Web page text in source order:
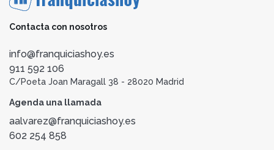
Contacta con nosotros
info@franquiciashoy.es
911 592 106
C/Poeta Joan Maragall 38 - 28020 Madrid
Agenda una llamada
aalvarez@franquiciashoy.es
602 254 858